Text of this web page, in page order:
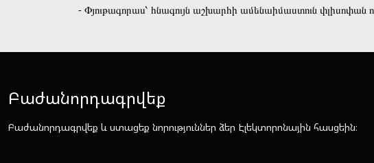
- Փյութագորաս՝ հնագույն աշխարհի ամենաիմաստուն
Բաժանորդագրվեք
Բաժանորդագրվեք և ստացեք նորություններ ձեր Էլեկտորոնային հասցեին։